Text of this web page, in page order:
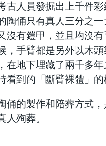
古人員發掘出上千件
陶俑只有真人三分之
沒有鎧甲，並且均沒
，手臂都是另外以木
在地下埋藏了兩千多
看到的「斷臂裸體」的
俑的製作和陪葬方式
人殉葬。